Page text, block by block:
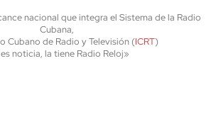
nacional que integra el Sistema de la Radio
Cubana,
Cubano de Radio y Televisión (ICRT)
noticia, la tiene Radio Reloj»